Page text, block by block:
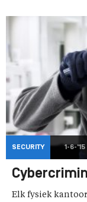
SECURITY 1-6-'15
Elk fysiek